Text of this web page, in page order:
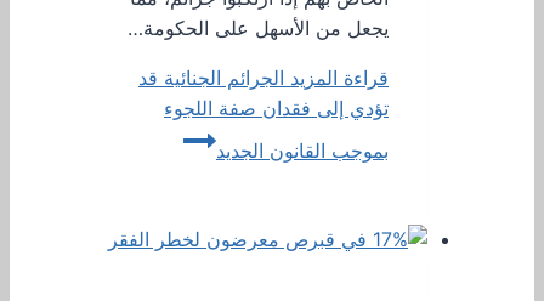
يجعل من الأسهل على الحكومة…
قراءة المزيد الجرائم الجنائية قد
تؤدي إلى فقدان صفة اللجوء
بموجب القانون الجديد